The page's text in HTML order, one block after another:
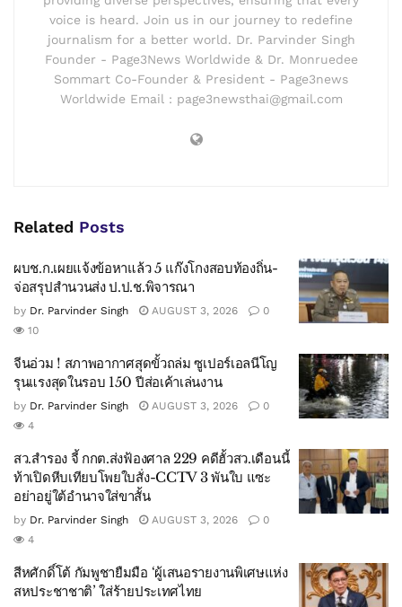
voice is heard. Join us in our journey to redefine
journalism for a better world. Dr. Parvinder Singh
Founder - Page3News Worldwide & Dr. Monruedee
Sommart Co-Founder & President - Page3news
Worldwide Email : page3newsthai@gmail.com
Related Posts
ผบช.ก.เผยแจ้งข้อหาแล้ว 5 แก๊งโกงสอบท้องถิ่น-
จ่อสรุปสำนวนส่ง ป.ป.ช.พิจารณา
by Dr. Parvinder Singh AUGUST 3, 2026
0
10
จีนอ่วม ! สภาพอากาศสุดขั้วถล่ม ซูเปอร์เอลนีโญ
รุนแรงสุดในรอบ 150 ปีส่อเค้าเล่นงาน
by Dr. Parvinder Singh AUGUST 3, 2026
0
4
สว.สำรอง จี้ กกต.ส่งฟ้องศาล 229 คดีฮั้วสว.เดือนนี้
ท้าเปิดหีบเทียบโพยใบสั่ง-CCTV 3 พันใบ แซะ
อย่าอยู่ใต้อำนาจใส่ขาสั้น
by Dr. Parvinder Singh AUGUST 3, 2026
0
4
สีหศักดิ์โต้ กัมพูชายืมมือ ‘ผู้เสนอรายงานพิเศษแห่ง
สหประชาชาติ’ ใส่ร้ายประเทศไทย